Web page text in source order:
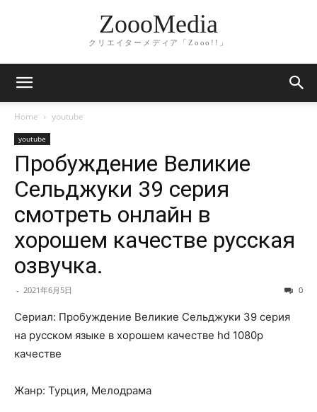
ZoooMedia
クリエイターメディア「Zooo!!」
Home youtube
youtube
Пробуждение Великие
Сельджуки 39 серия
смотреть онлайн в
хорошем качестве русская
озвучка.
- 2021年6月5日 0
Сериал: Пробуждение Великие Сельджуки 39 серия
на русском языке в хорошем качестве hd 1080p
качестве
Жанр: Турция, Мелодрама